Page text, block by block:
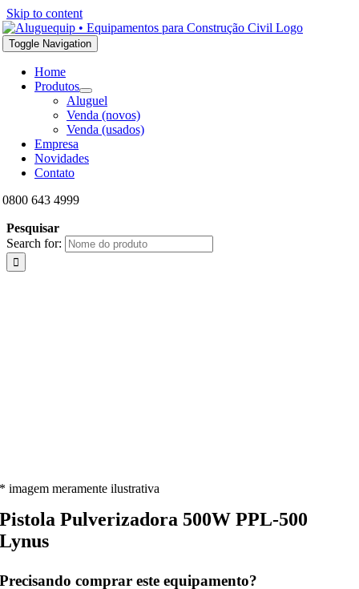
Skip to content
Toggle Navigation
Home
Produtos
Aluguel
Venda (novos)
Venda (usados)
Empresa
Novidades
Contato
0800 643 4999
Pesquisar
Search for:
* imagem meramente ilustrativa
Pistola Pulverizadora 500W PPL-500
Lynus
Precisando comprar este equipamento?